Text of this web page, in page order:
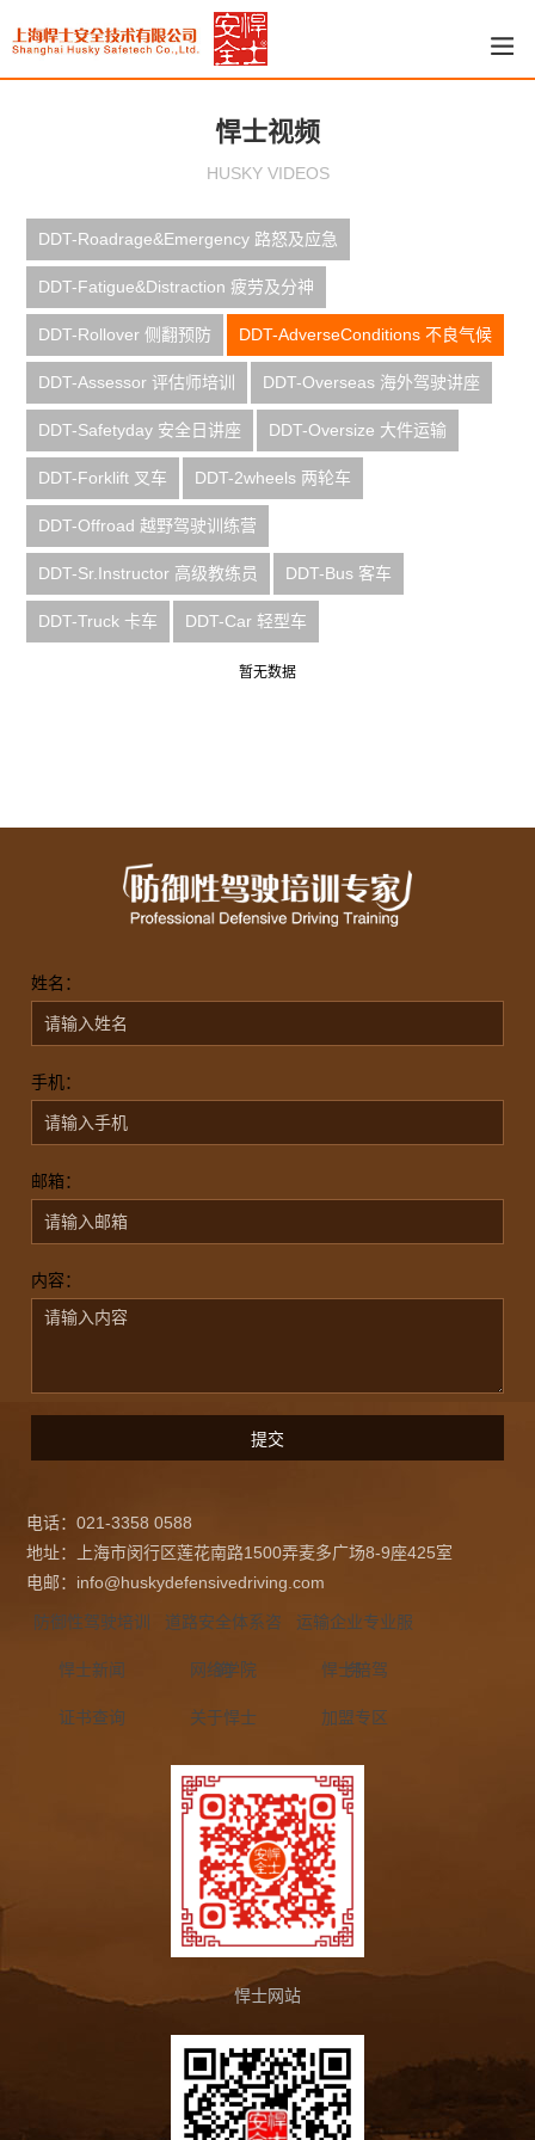
悍士视频
HUSKY VIDEOS
DDT-Roadrage&Emergency 路怒及应急
DDT-Fatigue&Distraction 疲劳及分神
DDT-Rollover 侧翻预防 DDT-AdverseConditions 不良气候
DDT-Assessor 评估师培训 DDT-Overseas 海外驾驶讲座
DDT-Safetyday 安全日讲座 DDT-Oversize 大件运输
DDT-Forklift 叉车 DDT-2wheels 两轮车
DDT-Offroad 越野驾驶训练营
DDT-Sr.Instructor 高级教练员 DDT-Bus 客车
DDT-Truck 卡车 DDT-Car 轻型车
暂无数据
姓名：
手机：
邮箱：
内容：
电话：021-3358 0588
地址：上海市闵行区莲花南路1500弄麦多广场8-9座425室
电邮：info@huskydefensivedriving.com
防御性驾驶培训 道路安全体系咨
询
运输企业专业服
务
悍士新闻 网络学院 悍士陪驾
证书查询 关于悍士 加盟专区
悍士网站